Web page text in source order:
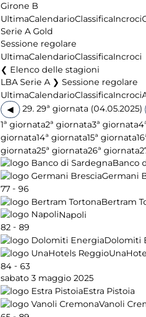
Girone B
UltimaCalendarioClassificaIncroci
Serie A Gold
Sessione regolare
UltimaCalendarioClassificaIncroci
Elenco delle stagioni
LBA Serie A ❯ Sessione regolare
UltimaCalendarioClassificaIncroci
◀
29. 29ª giornata (04.05.2025)
1ª giornata2ª giornata3ª giornata
giornata14ª giornata15ª giornata
giornata25ª giornata26ª giornata
Banco
Germani
77 - 96
Bertram
Napoli
82 - 89
Dolomiti
84 - 63
sabato 3 maggio 2025
Estra Pistoia
Vanoli